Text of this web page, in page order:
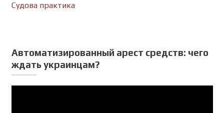
Судова практика
Автоматизированный арест средств: чего
ждать украинцам?